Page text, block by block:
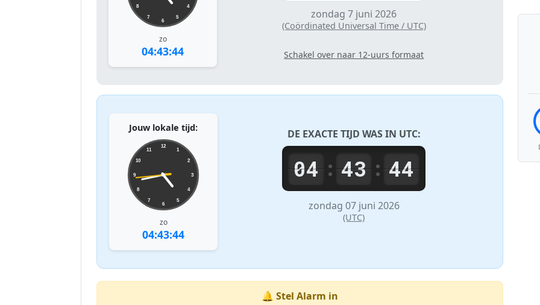
4
5
6
7
8
zo
04:43:44
zondag 7 juni 2026
(Coördinated Universal Time / UTC)
Schakel over naar 12-uurs formaat
Jouw lokale tijd:
12
1
2
3
4
5
6
7
8
9
10
11
zo
04:43:44
DE EXACTE TIJD WAS IN UTC:
04 : 43 : 44
zondag 07 juni 2026
(UTC)
🔔 Stel Alarm in